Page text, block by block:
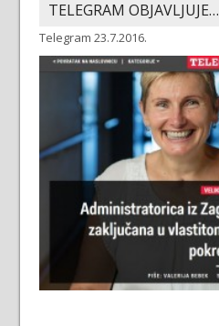
TELEGRAM OBJAVLJUJE…
Telegram 23.7.2016.